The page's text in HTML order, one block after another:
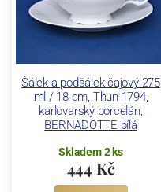
Šálek a podšálek čajový 275
ml / 18 cm, Thun 1794,
karlovarský porcelán,
BERNADOTTE bílá
Skladem 2 ks
444 Kč